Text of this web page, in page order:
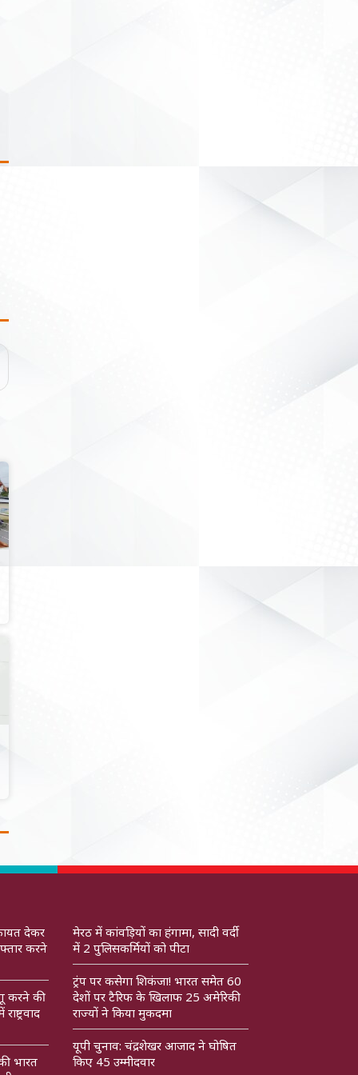
देकर
करने
करने की
भारत
मेरठ में कांवड़ियों का हंगामा, सादी वर्दी
में 2 पुलिसकर्मियों को पीटा
ट्रंप पर कसेगा शिकंजा! भारत समेत 60
देशों पर टैरिफ के खिलाफ 25 अमेरिकी
राज्यों ने किया मुकदमा
यूपी चुनाव: चंद्रशेखर आजाद ने घोषित
किए 45 उम्मीदवार